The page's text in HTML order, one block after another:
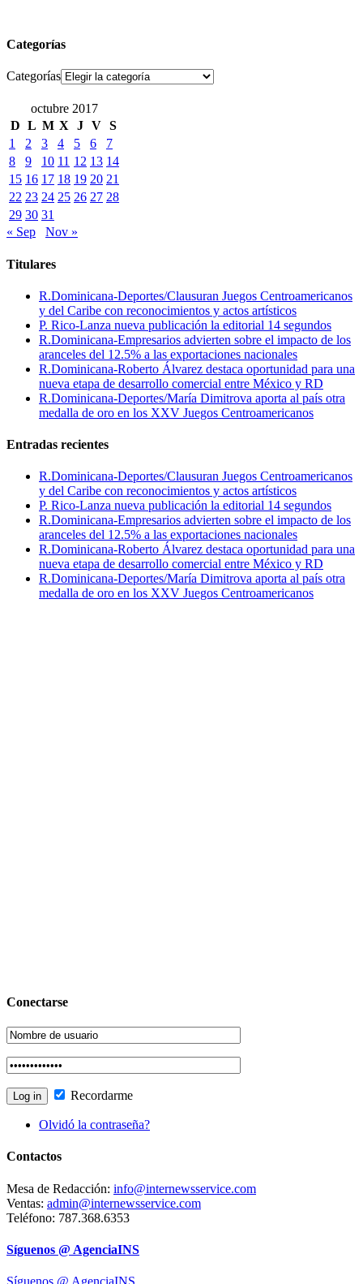
Categorías
Categorías
octubre 2017
D L M X J V S
1
2 3 4 5 6
7
8
9 10 11 12 13 14
15 16 17 18 19 20 21
22 23 24 25 26 27 28
29 30 31
« Sep
Nov »
Titulares
R.Dominicana-Deportes/Clausuran Juegos Centroamericanos
y del Caribe con reconocimientos y actos artísticos
P. Rico-Lanza nueva publicación la editorial 14 segundos
R.Dominicana-Empresarios advierten sobre el impacto de los
aranceles del 12.5% a las exportaciones nacionales
R.Dominicana-Roberto Álvarez destaca oportunidad para una
nueva etapa de desarrollo comercial entre México y RD
R.Dominicana-Deportes/María Dimitrova aporta al país otra
medalla de oro en los XXV Juegos Centroamericanos
Entradas recientes
R.Dominicana-Deportes/Clausuran Juegos Centroamericanos
y del Caribe con reconocimientos y actos artísticos
P. Rico-Lanza nueva publicación la editorial 14 segundos
R.Dominicana-Empresarios advierten sobre el impacto de los
aranceles del 12.5% a las exportaciones nacionales
R.Dominicana-Roberto Álvarez destaca oportunidad para una
nueva etapa de desarrollo comercial entre México y RD
R.Dominicana-Deportes/María Dimitrova aporta al país otra
medalla de oro en los XXV Juegos Centroamericanos
Conectarse
Recordarme
Olvidó la contraseña?
Contactos
Mesa de Redacción: info@internewsservice.com
Ventas: admin@internewsservice.com
Teléfono: 787.368.6353
Síguenos @ AgenciaINS
Síguenos @ AgenciaINS